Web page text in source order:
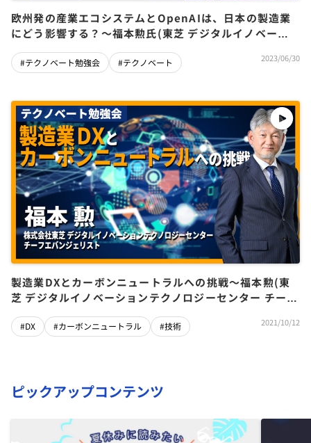
欧州発の産業エコシステムとOpenAIは、日本の製造業
にどう影響する？～福本勲氏(東芝 デジタルイノベーシ
ョンテクノロジーセンター)
#テクノベート勉強会 #テクノベート 2023/06/30
製造業DXとカーボンニュートラルへの挑戦〜福本勲(東
芝 デジタルイノベーションテクノロジーセンター チーフ
#DX #カーボンニュートラル #技術 2021/10/12
ピックアップコンテンツ